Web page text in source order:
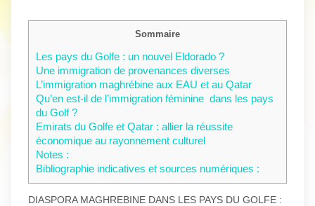
Sommaire
Les pays du Golfe : un nouvel Eldorado ?
Une immigration de provenances diverses
L’immigration maghrébine aux EAU et au Qatar
Qu’en est-il de l’immigration féminine dans les pays
du Golf ?
Emirats du Golfe et Qatar : allier la réussite
économique au rayonnement culturel
Notes :
Bibliographie indicatives et sources numériques :
DIASPORA MAGHREBINE DANS LES PAYS DU GOLFE :